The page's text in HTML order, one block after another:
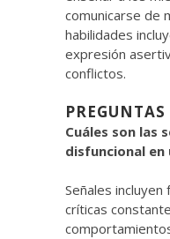
comunicarse de
habilidades
expresión
conflictos.
PREGUNTAS
Cuáles son las
disfuncional en
Señales incluyen
críticas